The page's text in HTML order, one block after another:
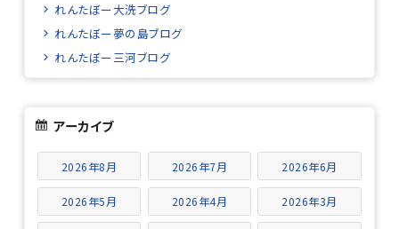
れんたぼー大洗ブログ
れんたぼー夢の島ブログ
れんたぼー三河ブログ
アーカイブ
2026年8月 2026年7月 2026年6月
2026年5月 2026年4月 2026年3月